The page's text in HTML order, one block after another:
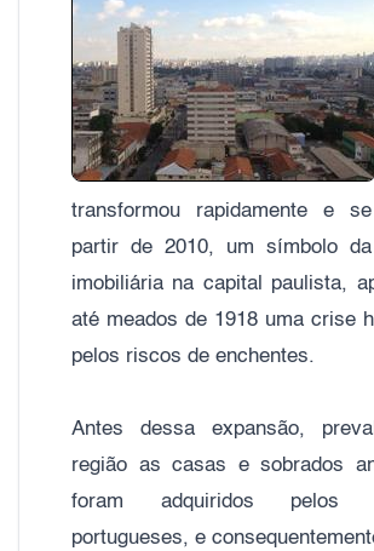
transformou rapidamente e
partir de 2010, um símbolo da
imobiliária na capital paulista,
até meados de 1918 uma crise
pelos riscos de enchentes.
Antes dessa expansão,
região as casas e sobrados
foram adquiridos pelos
portugueses, e